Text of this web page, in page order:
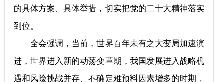
的具体方案、具体举措，切实把党的二十大精神落实
到位。
全会强调，当前，世界百年未有之大变局加速演
进，世界进入新的动荡变革期，我国发展进入战略机
遇和风险挑战并存、不确定难预料因素增多的时期，